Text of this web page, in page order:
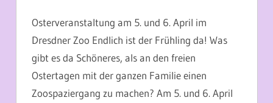
Osterveranstaltung am 5. und 6. April im
Dresdner Zoo Endlich ist der Frühling da! Was
gibt es da Schöneres, als an den freien
Ostertagen mit der ganzen Familie einen
Zoospaziergang zu machen? Am 5. und 6. April